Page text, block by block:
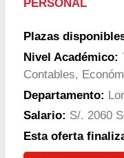
PERSONAL
Plazas
Nivel Académico:
Contables,
Departamento:
Salario: S/. 2060
Esta oferta